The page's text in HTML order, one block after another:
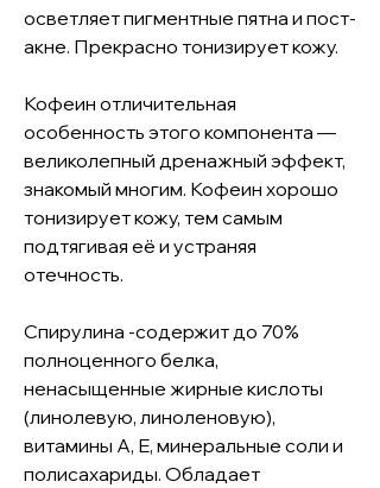
осветляет пигментные пятна и пост-
акне. Прекрасно тонизирует кожу.
Кофеин отличительная
особенность этого компонента —
великолепный дренажный эффект,
знакомый многим. Кофеин хорошо
тонизирует кожу, тем самым
подтягивая её и устраняя
отечность.
Спирулина -содержит до 70%
полноценного белка,
ненасыщенные жирные кислоты
(линолевую, линоленовую),
витамины А, Е, минеральные соли и
полисахариды. Обладает